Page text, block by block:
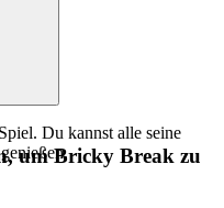
Du kannst alle seine
um Bricky Break zu